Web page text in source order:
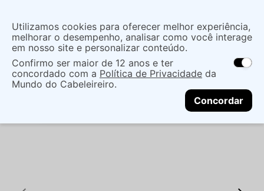
localização
As ofertas e opções de entrega variam de
acordo com a região.Não sei meu CEP
CONTINUAR
O que você procura?
Maquiagem Face Base
BASE PAYOT
Utilizamos cookies para oferecer melhor experiência,
melhorar o desempenho, analisar como você interage
em nosso site e personalizar conteúdo.
Confirmo ser maior de 12 anos e ter
concordado com a Política de Privacidade da
Mundo do Cabeleireiro.
Concordar